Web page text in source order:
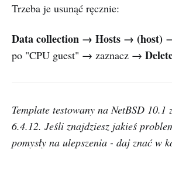
Trzeba je usunąć ręcznie:
Data collection → Hosts → (host)
po "CPU guest" → zaznacz →
Template testowany na NetBSD 10.1
6.4.12. Jeśli znajdziesz jakieś
pomysły na ulepszenia - daj znać w